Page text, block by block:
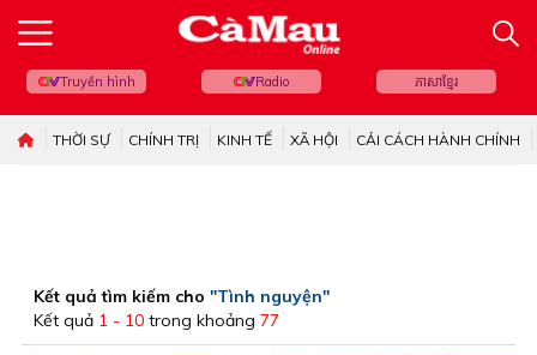
Truyền hình Radio ភាសាខ្មែរ
THỜI SỰ CHÍNH TRỊ KINH TẾ XÃ HỘI CẢI CÁCH HÀNH CHÍNH
Kết quả tìm kiếm cho "Tình nguyện"
Kết quả 1 - 10 trong khoảng 77